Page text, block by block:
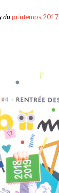
duprintemps 2017